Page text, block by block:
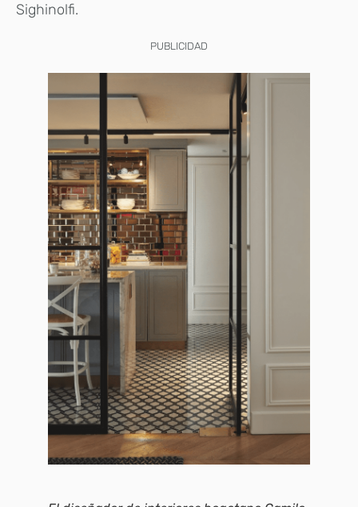
Sighinolfi.
PUBLICIDAD